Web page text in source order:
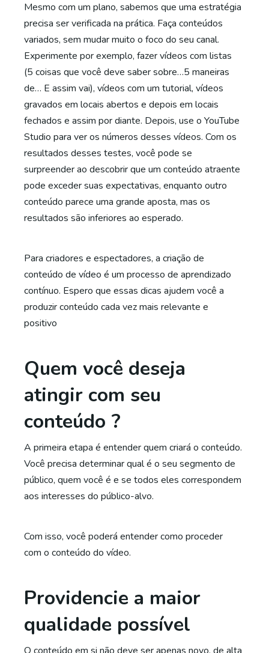
Mesmo com um plano, sabemos que uma estratégia
precisa ser verificada na prática. Faça conteúdos
variados, sem mudar muito o foco do seu canal.
Experimente por exemplo, fazer vídeos com listas
(5 coisas que você deve saber sobre…5 maneiras
de… E assim vai), vídeos com um tutorial, vídeos
gravados em locais abertos e depois em locais
fechados e assim por diante. Depois, use o YouTube
Studio para ver os números desses vídeos. Com os
resultados desses testes, você pode se
surpreender ao descobrir que um conteúdo atraente
pode exceder suas expectativas, enquanto outro
conteúdo parece uma grande aposta, mas os
resultados são inferiores ao esperado.
Para criadores e espectadores, a criação de
conteúdo de vídeo é um processo de aprendizado
contínuo. Espero que essas dicas ajudem você a
produzir conteúdo cada vez mais relevante e
positivo
Quem você deseja
atingir com seu
conteúdo ?
A primeira etapa é entender quem criará o conteúdo.
Você precisa determinar qual é o seu segmento de
público, quem você é e se todos eles correspondem
aos interesses do público-alvo.
Com isso, você poderá entender como proceder
com o conteúdo do vídeo.
Providencie a maior
qualidade possível